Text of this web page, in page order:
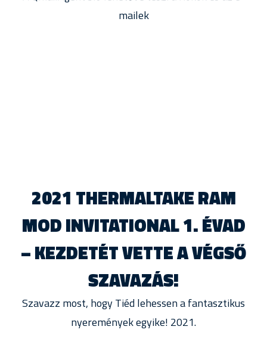
mailek
2021 THERMALTAKE RAM
MOD INVITATIONAL 1. ÉVAD
– KEZDETÉT VETTE A VÉGSŐ
SZAVAZÁS!
Szavazz most, hogy Tiéd lehessen a fantasztikus
nyeremények egyike! 2021.